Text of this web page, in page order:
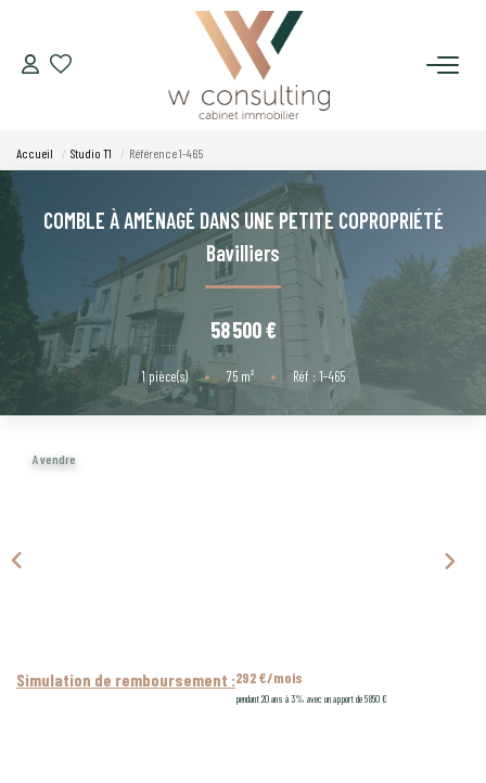
ACQUÉRIR
VENDRE
LOUER
GÉRER
SYNDIC
Accueil Studio T1 Référence 1-465
COMBLE À AMÉNAGÉ DANS UNE PETITE COPROPRIÉTÉ
Bavilliers
58 500 €
1pièce(s) • 75 m² • Réf : 1-465
A vendre
Simulation de remboursement :292 €/mois
pendant 20 ans à 3% avec un apport de 5 850 €